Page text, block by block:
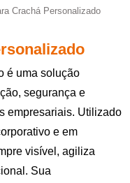
Crachá Personalizado
é uma solução
segurança e
empresariais. Utilizado
e em
visível, agiliza
Sua
apenas para fins
preferências a